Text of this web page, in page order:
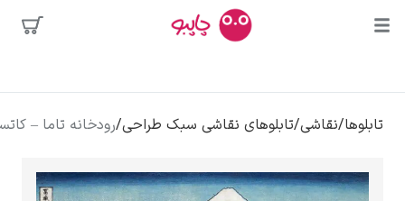
محبوب‌ترین
هنرمندان
تابلوهای نقاشی سبک طراحی/رودخانه تاما – کاتسوشیکا هوکوسائی